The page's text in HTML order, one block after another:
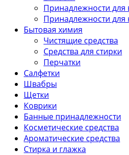
Принадлежности для
Принадлежности для
Бытовая химия
Чистящие средства
Средства для стирки
Перчатки
Салфетки
Швабры
Щетки
Коврики
Банные принадлежности
Косметические средства
Ароматические средства
Стирка и глажка